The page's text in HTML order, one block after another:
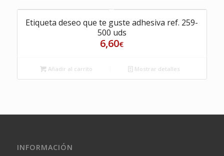
Etiqueta deseo que te guste adhesiva ref. 259-
500 uds
6,60€
Añadir al carrito Mostrar detalles
INFORMACIÓN